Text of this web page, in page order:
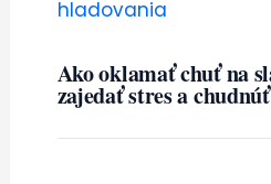
Ako oklamať chuť na
zajedať stres a